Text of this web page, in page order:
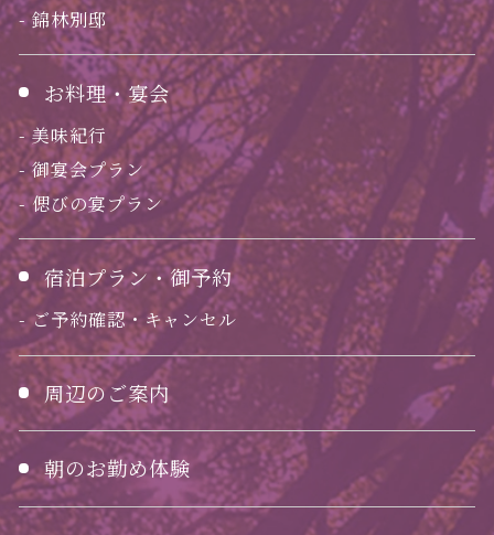
錦林別邸
お料理・宴会
美味紀行
御宴会プラン
偲びの宴プラン
宿泊プラン・御予約
ご予約確認・キャンセル
周辺のご案内
朝のお勤め体験